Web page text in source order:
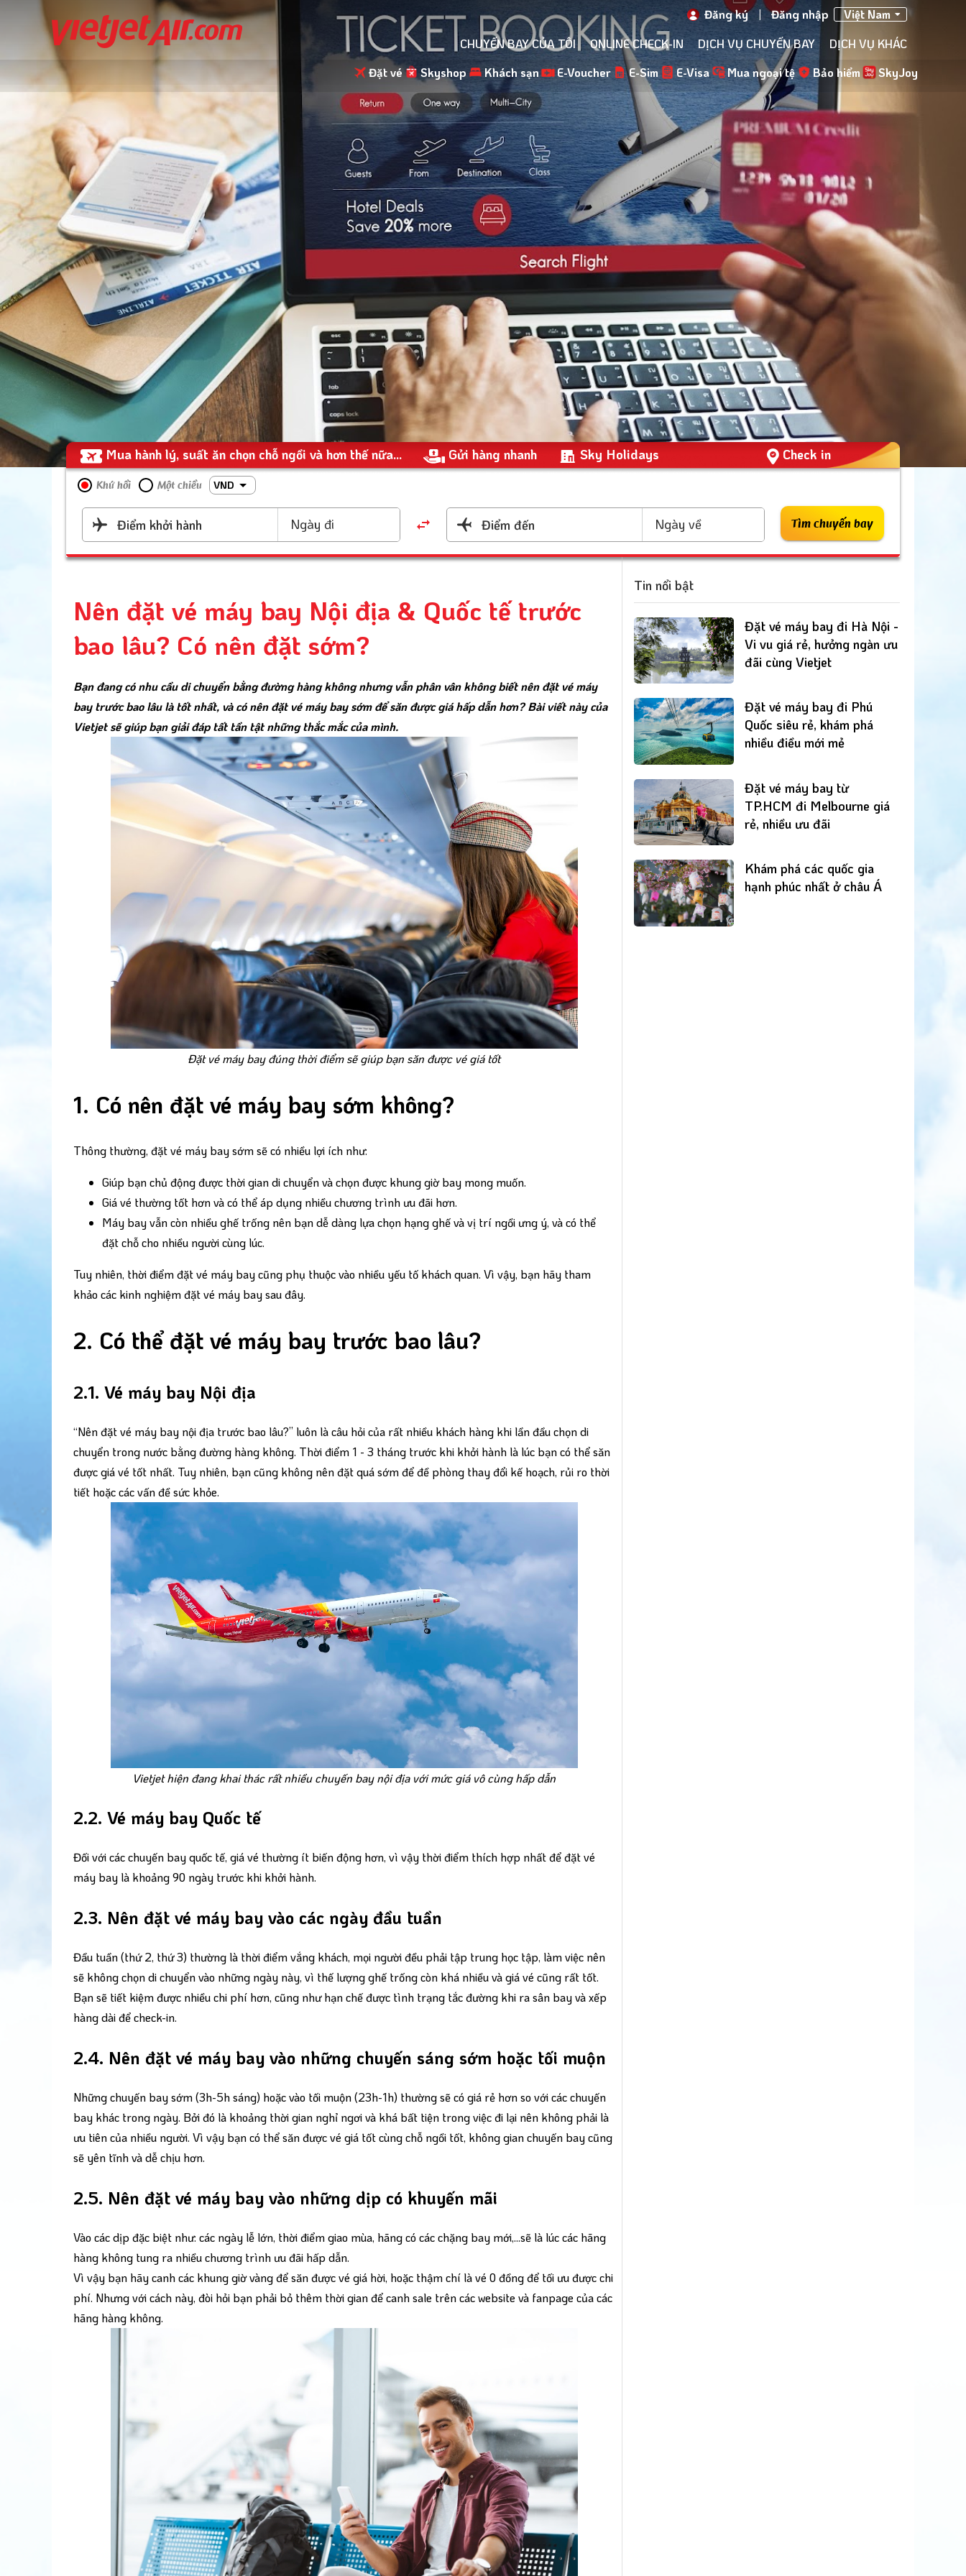
Đăng ký | Đăng nhập
Việt Nam
CHUYẾN BAY CỦA TÔI
ONLINE CHECK-IN DỊCH VỤ CHUYẾN BAY
DỊCH VỤ KHÁC
Đặt vé
Skyshop Khách sạn E-Voucher E-Sim E-Visa Mua ngoại tệ Bảo hiểm SkyJoy
Mua hành lý, suất ăn chọn chỗ ngồi và hơn thế nữa... Gửi hàng nhanh Sky Holidays Check in
Khứ hồi Một chiều VND
Điểm khởi hành Ngày đi Điểm đến Ngày về Tìm chuyến bay
Nên đặt vé máy bay Nội địa & Quốc tế trước
bao lâu? Có nên đặt sớm?
Bạn đang có nhu cầu di chuyển bằng đường hàng không nhưng vẫn phân vân không biết nên đặt vé máy
bay trước bao lâu là tốt nhất, và có nên đặt vé máy bay sớm để săn được giá hấp dẫn hơn? Bài viết này của
Vietjet sẽ giúp bạn giải đáp tất tần tật những thắc mắc của mình.
Đặt vé máy bay đúng thời điểm sẽ giúp bạn săn được vé giá tốt
1. Có nên đặt vé máy bay sớm không?
Thông thường, đặt vé máy bay sớm sẽ có nhiều lợi ích như:
Giúp bạn chủ động được thời gian di chuyển và chọn được khung giờ bay mong muốn.
Giá vé thường tốt hơn và có thể áp dụng nhiều chương trình ưu đãi hơn.
Máy bay vẫn còn nhiều ghế trống nên bạn dễ dàng lựa chọn hạng ghế và vị trí ngồi ưng ý, và có thể
đặt chỗ cho nhiều người cùng lúc.
Tuy nhiên, thời điểm đặt vé máy bay cũng phụ thuộc vào nhiều yếu tố khách quan. Vì vậy, bạn hãy tham
khảo các kinh nghiệm đặt vé máy bay sau đây.
2. Có thể đặt vé máy bay trước bao lâu?
2.1. Vé máy bay Nội địa
“Nên đặt vé máy bay nội địa trước bao lâu?” luôn là câu hỏi của rất nhiều khách hàng khi lần đầu chọn di
chuyển trong nước bằng đường hàng không. Thời điểm 1 - 3 tháng trước khi khởi hành là lúc bạn có thể săn
được giá vé tốt nhất. Tuy nhiên, bạn cũng không nên đặt quá sớm để đề phòng thay đổi kế hoạch, rủi ro thời
tiết hoặc các vấn đề sức khỏe.
Vietjet hiện đang khai thác rất nhiều chuyến bay nội địa với mức giá vô cùng hấp dẫn
2.2. Vé máy bay Quốc tế
Đối với các chuyến bay quốc tế, giá vé thường ít biến động hơn, vì vậy thời điểm thích hợp nhất để đặt vé
máy bay là khoảng 90 ngày trước khi khởi hành.
2.3. Nên đặt vé máy bay vào các ngày đầu tuần
Đầu tuần (thứ 2, thứ 3) thường là thời điểm vắng khách, mọi người đều phải tập trung học tập, làm việc nên
sẽ không chọn di chuyển vào những ngày này, vì thế lượng ghế trống còn khá nhiều và giá vé cũng rất tốt.
Bạn sẽ tiết kiệm được nhiều chi phí hơn, cũng như hạn chế được tình trạng tắc đường khi ra sân bay và xếp
hàng dài để check-in.
2.4. Nên đặt vé máy bay vào những chuyến sáng sớm hoặc tối muộn
Những chuyến bay sớm (3h-5h sáng) hoặc vào tối muộn (23h-1h) thường sẽ có giá rẻ hơn so với các chuyến
bay khác trong ngày. Bởi đó là khoảng thời gian nghỉ ngơi và khá bất tiện trong việc đi lại nên không phải là
ưu tiên của nhiều người. Vì vậy bạn có thể săn được vé giá tốt cùng chỗ ngồi tốt, không gian chuyến bay cũng
sẽ yên tĩnh và dễ chịu hơn.
2.5. Nên đặt vé máy bay vào những dịp có khuyến mãi
Vào các dịp đặc biệt như: các ngày lễ lớn, thời điểm giao mùa, hãng có các chặng bay mới,...sẽ là lúc các hãng
hàng không tung ra nhiều chương trình ưu đãi hấp dẫn.
Vì vậy bạn hãy canh các khung giờ vàng để săn được vé giá hời, hoặc thậm chí là vé 0 đồng để tối ưu được chi
phí. Nhưng với cách này, đòi hỏi bạn phải bỏ thêm thời gian để canh sale trên các website và fanpage của các
hãng hàng không.
Tin nổi bật
Đặt vé máy bay đi Hà Nội -
Vi vu giá rẻ, hưởng ngàn ưu
đãi cùng Vietjet
Đặt vé máy bay đi Phú
Quốc siêu rẻ, khám phá
nhiều điều mới mẻ
Đặt vé máy bay từ
TP.HCM đi Melbourne giá
rẻ, nhiều ưu đãi
Khám phá các quốc gia
hạnh phúc nhất ở châu Á